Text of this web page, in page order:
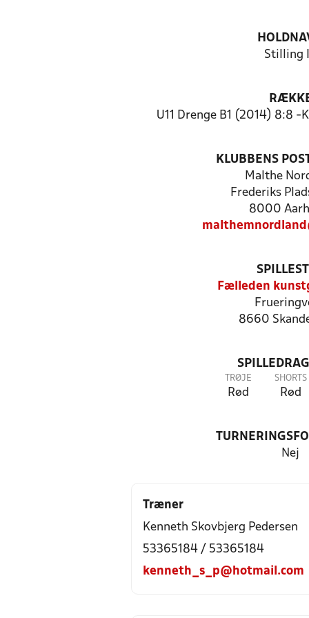
Stilling
U11 Drenge B1 (2014) 8:8
KLUBBENS
Malthe
Frederiks
8000
Fælleden
8660
TRØJE
Rød
SHORTS
Rød
Nej
Træner
Kenneth Skovbjerg Pedersen
53365184 / 53365184
kenneth_s_p@hotmail.com